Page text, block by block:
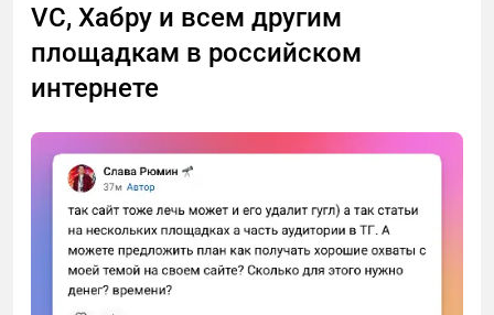
VC, Хабру и всем другим
площадкам в российском
интернете